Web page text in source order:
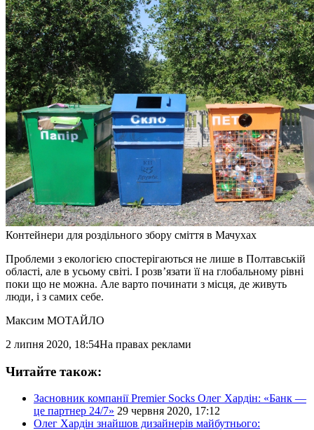
Контейнери для роздільного збору сміття в Мачухах
Проблеми з екологією спостерігаються не лише в Полтавській
області, але в усьому світі. І розв’язати її на глобальному рівні
поки що не можна. Але варто починати з місця, де живуть
люди, і з самих себе.
Максим МОТАЙЛО
2 липня 2020, 18:54На правах реклами
Читайте також:
Засновник компанії Premier Socks Олег Хардін: «Банк —
це партнер 24/7» 29 червня 2020, 17:12
Олег Хардін знайшов дизайнерів майбутнього: